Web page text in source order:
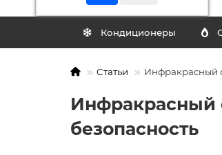
Кондиционеры
Статьи Инфракрасный
Инфракрасный
безопасность